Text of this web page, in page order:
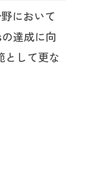
において
達成に向
として更な